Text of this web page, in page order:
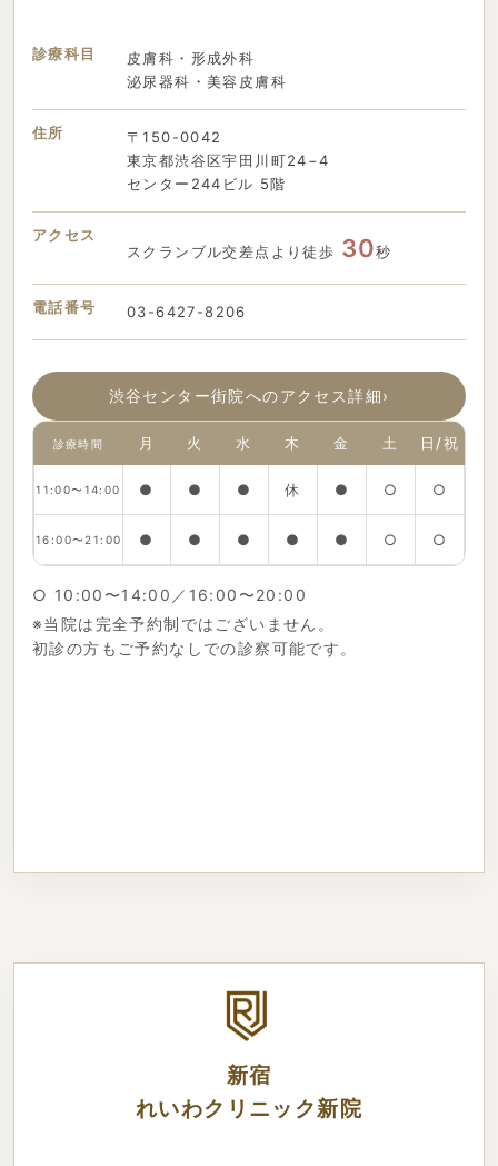
診療科目
皮膚科・形成外科
泌尿器科・美容皮膚科
住所
〒150-0042
東京都渋谷区宇田川町24−4
センター244ビル 5階
アクセス
スクランブル交差点より徒歩 30秒
電話番号 03-6427-8206
渋谷センター街院へのアクセス詳細›
診療時間 月 火 水 木 金 土 日/祝
11:00〜14:00 ● ● ● 休 ● ○ ○
16:00〜21:00 ● ● ● ● ● ○ ○
○ 10:00〜14:00／16:00〜20:00
※当院は完全予約制ではございません。
初診の方もご予約なしでの診察可能です。
新宿
れいわクリニック新院